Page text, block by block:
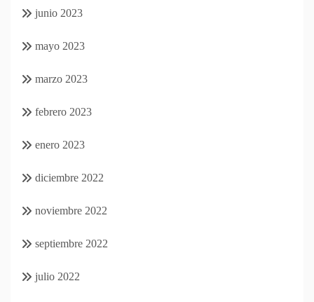
junio 2023
mayo 2023
marzo 2023
febrero 2023
enero 2023
diciembre 2022
noviembre 2022
septiembre 2022
julio 2022